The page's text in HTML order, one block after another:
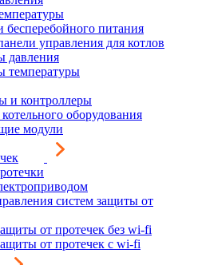
бесперебойного питания
управления для котлов
давления
температуры
и контроллеры
оборудования
модули
систем защиты от
от протечек без wi-fi
от протечек с wi-fi